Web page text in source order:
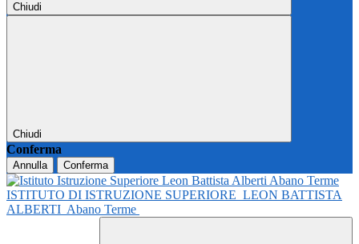
Chiudi
Chiudi
Conferma
Annulla Conferma
ISTITUTO DI ISTRUZIONE SUPERIORE LEON BATTISTA
ALBERTI Abano Terme